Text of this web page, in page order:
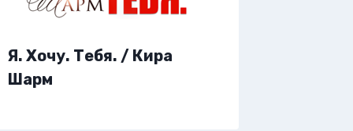
Я. Хочу. Тебя. / Кира
Шарм